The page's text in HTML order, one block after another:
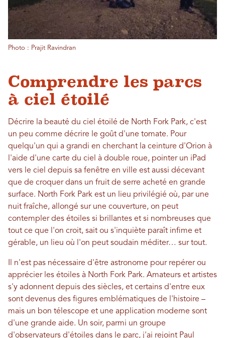
Photo : Prajit Ravindran
Comprendre les parcs
à ciel étoilé
Décrire la beauté du ciel étoilé de North Fork Park, c'est
un peu comme décrire le goût d'une tomate. Pour
quelqu'un qui a grandi en cherchant la ceinture d'Orion à
l'aide d'une carte du ciel à double roue, pointer un iPad
vers le ciel depuis sa fenêtre en ville est aussi décevant
que de croquer dans un fruit de serre acheté en grande
surface. North Fork Park est un lieu privilégié où, par une
nuit fraîche, allongé sur une couverture, on peut
contempler des étoiles si brillantes et si nombreuses que
tout ce que l'on croit, sait ou s'inquiète paraît infime et
gérable, un lieu où l'on peut soudain méditer… sur tout.
Il n'est pas nécessaire d'être astronome pour repérer ou
apprécier les étoiles à North Fork Park. Amateurs et artistes
s'y adonnent depuis des siècles, et certains d'entre eux
sont devenus des figures emblématiques de l'histoire –
mais un bon télescope et une application moderne sont
d'une grande aide. Un soir, parmi un groupe
d'observateurs d'étoiles dans le parc, j'ai rejoint Paul